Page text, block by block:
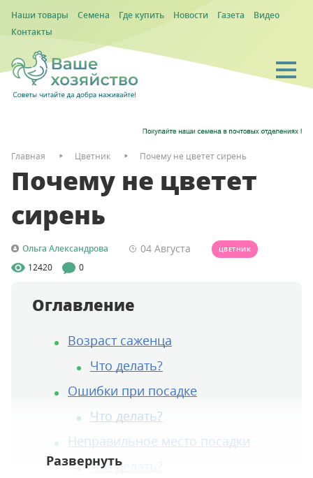
Наши товары Семена Где купить Новости Газета
Видео
Контакты
Главная Цветник Почему не цветет сирень
Почему не цветет
сирень
Ольга Александрова 04 Августа ЦВЕТНИК
12420 0
Оглавление
Возраст саженца
Что делать?
Ошибки при посадке
Что делать?
Неправильное место посадки
Что делать?